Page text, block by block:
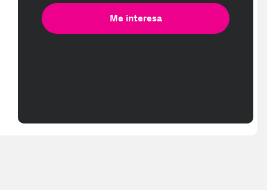
Me interesa